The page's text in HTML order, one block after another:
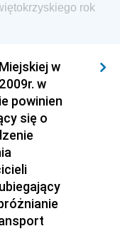
Górniczego
Transportu
i
i Rozwoju
Archiwów
rok
w
w
powinien
się o